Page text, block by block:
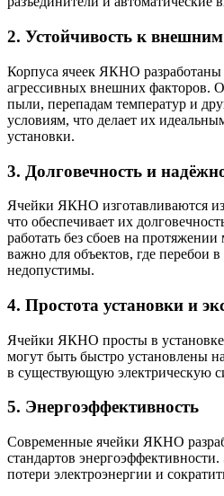
2. Устойчивость к
Корпуса ячеек ЯКНО разработаны
агрессивных внешних факторов.
пыли, перепадам температур и
условиям, что делает их
установки.
3. Долговечность и
Ячейки ЯКНО изготавливаются
что обеспечивает их
работать без сбоев на
важно для объектов, где перебои
недопустимы.
4. Простота установки и
Ячейки ЯКНО просты в
могут быть быстро установлены
в существующую электрическую
5. Энергоэффективность
Современные ячейки ЯКНО
стандартов
потери электроэнергии и